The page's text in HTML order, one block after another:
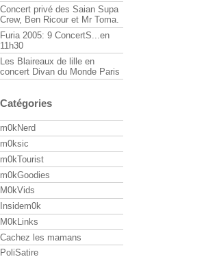
Concert privé des Saian Supa
Crew, Ben Ricour et Mr Toma.
Furia 2005: 9 ConcertS...en
11h30
Les Blaireaux de lille en
concert Divan du Monde Paris
Catégories
m0kNerd
m0ksic
m0kTourist
m0kGoodies
M0kVids
Insidem0k
M0kLinks
Cachez les mamans
PoliSatire